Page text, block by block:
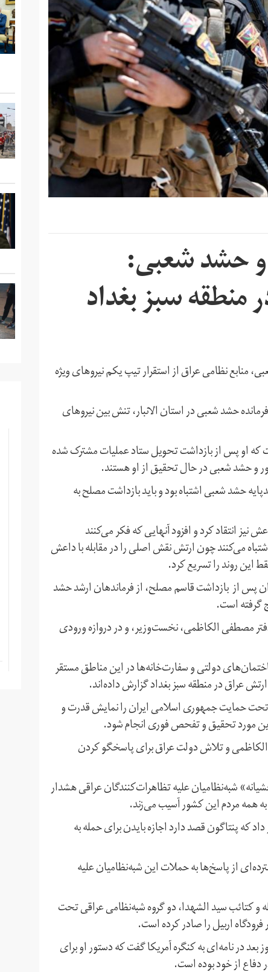
و حشد شعبی:
منطقه سبز بغداد
نظامی عراق از استقرار تیپ یکم نیروهای ویژه
حشد شعبی در استان الانبار، تنش بین نیروهای
که او پس از بازداشت تحویل ستاد عملیات مشترک شده
و حشد شعبی در حال تحقیق از او هستند.
حشد شعبی اشتباه بود و باید بازداشت مصلح به
انتقاد کرد و افزود آنهایی که فکر می‌کنند
می‌‌کنند چون ارتش نقش اصلی را در مقابله با داعش
روند را تسریع کرد.
از بازداشت قاسم مصلح، از فرماندهان ارشد حشد
گرفته است.
مصطفی الکاظمی، نخست‌وزیر، و در دروازه ورودی
دولتی و سفارت‌خانه‌ها در این مناطق مستقر
عراق در منطقه سبز بغداد گزارش داده‌اند.
حمایت جمهوری اسلامی ایران را نمایش قدرت و
مورد تحقیق و تفحص فوری انجام شود.
الکاظمی و تلاش دولت عراق برای پاسخگو کردن
شبه‌نظامیان علیه تظاهرات‌کنندگان عراقی هشدار
همه مردم این کشور آسیب می‌زند.
که پنتاگون قصد دارد اجازه بایدن برای حمله به
از پاسخ‌ها به حملات این شبه‌نظامیان علیه
و کتائب سید الشهدا، دو گروه شبه‌نظامی عراقی تحت
اربیل را صادر کرده است.
ماه ۹۹ انجام شد و بایدن دو روز بعد در نامه‌ای به کنگره آمریکا گفت که دستور او برای
از خود بوده است.